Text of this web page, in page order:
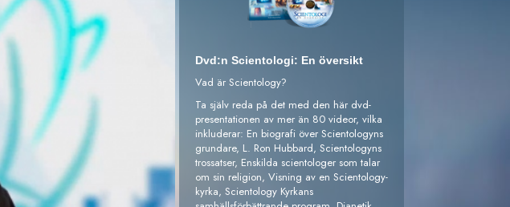
Dvd:n Scientologi: En översikt
Vad är Scientology?
Ta själv reda på det med den här dvd-
presentationen av mer än 80 videor, vilka
inkluderar: En biografi över Scientologyns
grundare, L. Ron Hubbard, Scientologyns
trossatser, Enskilda scientologer som talar
om sin religion, Visning av en Scientology-
kyrka, Scientology Kyrkans